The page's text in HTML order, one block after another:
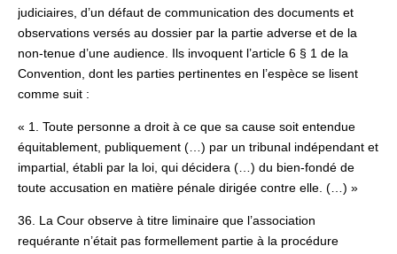
judiciaires, d’un défaut de communication des documents et
observations versés au dossier par la partie adverse et de la
non-tenue d’une audience. Ils invoquent l’article 6 § 1 de la
Convention, dont les parties pertinentes en l’espèce se lisent
comme suit :
« 1. Toute personne a droit à ce que sa cause soit entendue
équitablement, publiquement (…) par un tribunal indépendant et
impartial, établi par la loi, qui décidera (…) du bien-fondé de
toute accusation en matière pénale dirigée contre elle. (…) »
36. La Cour observe à titre liminaire que l’association
requérante n’était pas formellement partie à la procédure